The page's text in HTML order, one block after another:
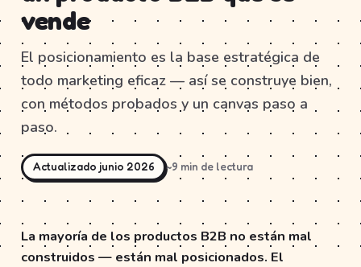
vende
El posicionamiento es la base estratégica de
todo marketing eficaz — así se construye bien,
con métodos probados y un canvas paso a
paso.
Actualizado junio 2026 ~9 min de lectura
La mayoría de los productos B2B no están mal
construidos — están mal posicionados. El